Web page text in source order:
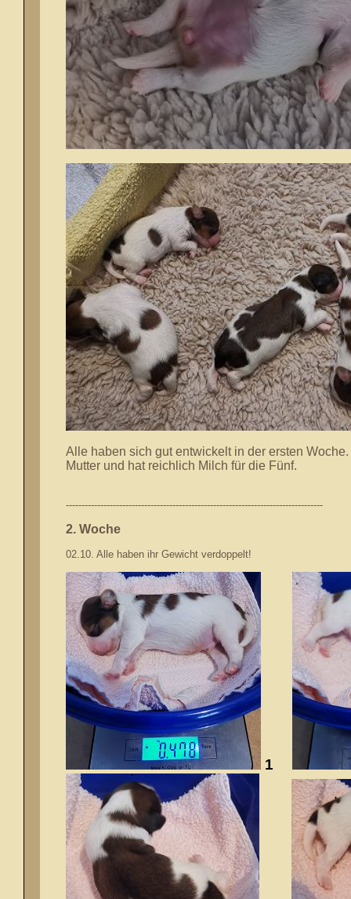
Alle haben sich gut entwickelt in der ersten
Mutter und hat reichlich Milch für die Fünf.
----------------------------------------------------------------------------------
2. Woche
02.10. Alle haben ihr Gewicht verdoppelt!
1